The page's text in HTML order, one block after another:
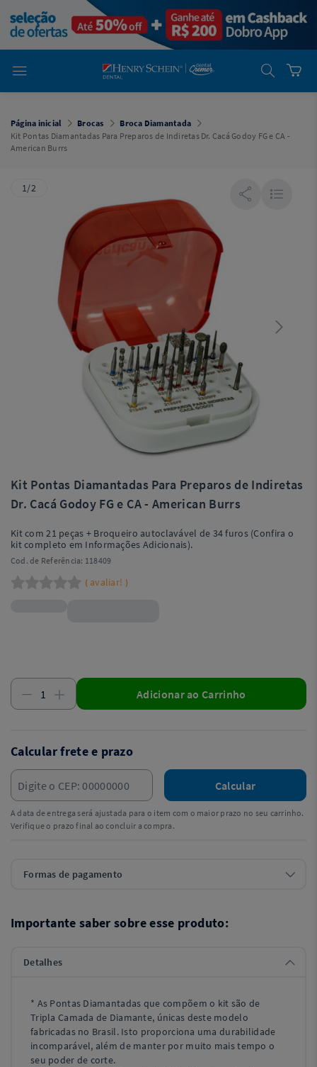
Dental
Cremer -
Henry Schein
Laboratório
Laboratório
Cremer -
Henry Schein
Você está
emDental
Cremer
Simples
Dental
Software
Odontológico
Página inicial Brocas
Broca Diamantada
Kit Pontas Diamantadas Para Preparos de Indiretas Dr. Cacá Godoy FG e CA -
American Burrs
1/2
Kit Pontas Diamantadas Para Preparos de Indiretas
Dr. Cacá Godoy FG e CA - American Burrs
Kit com 21 peças + Broqueiro autoclavável de 34 furos (Confira o
kit completo em Informações Adicionais).
Cod. de Referência: 118409
( avaliar! )
Adicionar ao Carrinho
Calcular frete e prazo
Calcular
A data de entrega será ajustada para o item com o maior prazo no seu carrinho.
Verifique o prazo final ao concluir a compra.
Formas de pagamento
Importante saber sobre esse produto:
Detalhes
* As Pontas Diamantadas que compõem o kit são de
Tripla Camada de Diamante, únicas deste modelo
fabricadas no Brasil. Isto proporciona uma durabilidade
incomparável, além de manter por muito mais tempo o
seu poder de corte.